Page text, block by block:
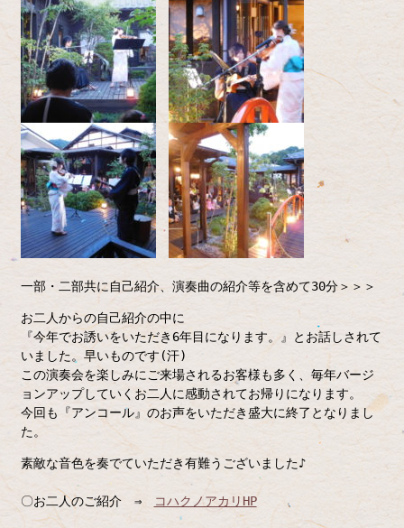
一部・二部共に自己紹介、演奏曲の紹介等を含めて30分＞＞＞
お二人からの自己紹介の中に
『今年でお誘いをいただき6年目になります。』とお話しされて
いました。早いものです(汗)
この演奏会を楽しみにご来場されるお客様も多く、毎年バージ
ョンアップしていくお二人に感動されてお帰りになります。
今回も『アンコール』のお声をいただき盛大に終了となりまし
た。
素敵な音色を奏でていただき有難うございました♪
〇お二人のご紹介 ⇒ コハクノアカリHP